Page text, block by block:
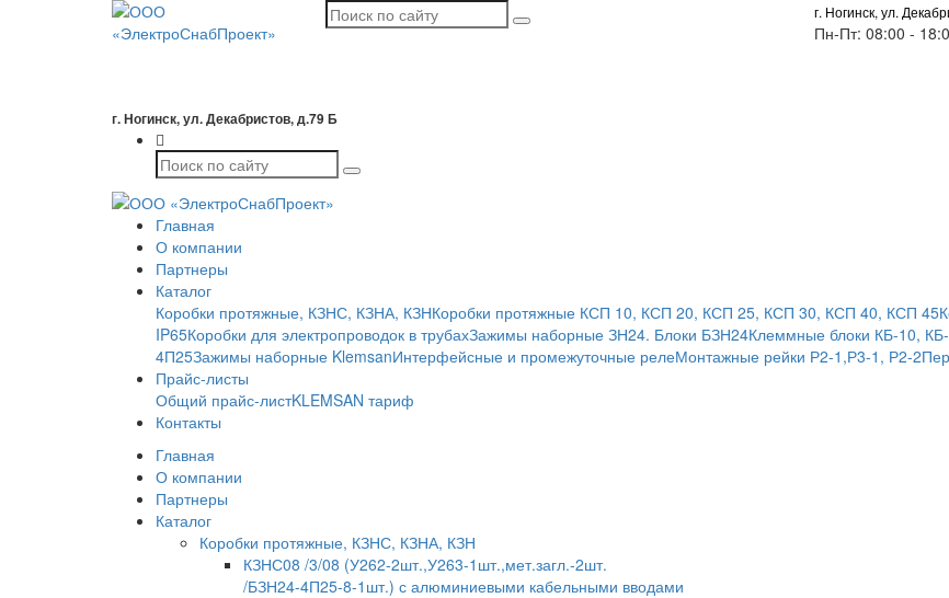
г. Ногинск, ул.
Пн-Пт: 08:00 -
г. Ногинск, ул. Декабристов, д.79 Б
Главная
О компании
Партнеры
Каталог
Коробки протяжные, КЗНС, КЗНА, КЗНКоробки протяжные КСП 10, КСП 20, КСП 25, КСП 30, КСП 40, КСП 45
IP65Коробки для электропроводок в трубахЗажимы наборные ЗН24. Блоки БЗН24Клеммные блоки КБ-10,
4П25Зажимы наборные KlemsanИнтерфейсные и промежуточные релеМонтажные рейки Р2-1,Р3-1, Р2-2
Прайс-листы
Общий прайс-листKLEMSAN тариф
Контакты
Главная
О компании
Партнеры
Каталог
Коробки протяжные, КЗНС, КЗНА, КЗН
КЗНС08 /3/08 (У262-2шт.,У263-1шт.,мет.загл.-2шт.
/БЗН24-4П25-8-1шт.) с алюминиевыми кабельными вводами